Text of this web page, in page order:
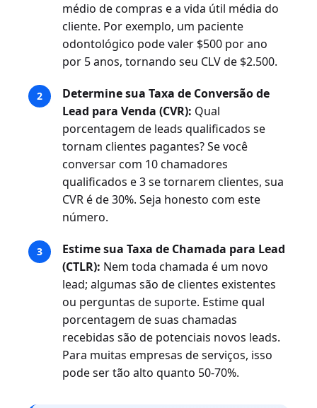
médio de compras e a vida útil média do
cliente. Por exemplo, um paciente
odontológico pode valer $500 por ano
por 5 anos, tornando seu CLV de $2.500.
Determine sua Taxa de Conversão de
Lead para Venda (CVR): Qual
porcentagem de leads qualificados se
tornam clientes pagantes? Se você
conversar com 10 chamadores
qualificados e 3 se tornarem clientes, sua
CVR é de 30%. Seja honesto com este
número.
Estime sua Taxa de Chamada para Lead
(CTLR): Nem toda chamada é um novo
lead; algumas são de clientes existentes
ou perguntas de suporte. Estime qual
porcentagem de suas chamadas
recebidas são de potenciais novos leads.
Para muitas empresas de serviços, isso
pode ser tão alto quanto 50-70%.